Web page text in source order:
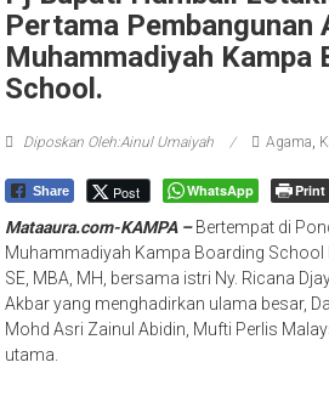
Pertama Pembangunan
Muhammadiyah Kampa
School.
Diposkan Oleh:Ainul Umaiyah Agama,
Share Post WhatsApp Print
Mataaura.com-KAMPA – Bertempat di
Muhammadiyah Kampa Boarding School
SE, MBA, MH, bersama istri Ny. Ricana
Akbar yang menghadirkan ulama besar,
Mohd Asri Zainul Abidin, Mufti Perlis
utama.